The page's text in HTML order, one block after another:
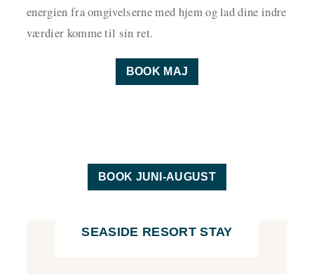
energien fra omgivelserne med hjem og lad dine indre
værdier komme til sin ret.
BOOK MAJ
BOOK JUNI-AUGUST
SEASIDE RESORT STAY